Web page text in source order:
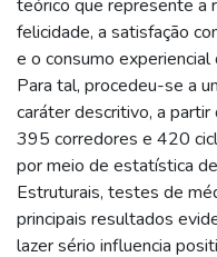
teórico que represente a
felicidade, a satisfação
e o consumo
Para tal, procedeu-se a
caráter descritivo, a partir
395 corredores e 420
por meio de estatística
Estruturais, testes de
principais resultados
lazer sério influencia